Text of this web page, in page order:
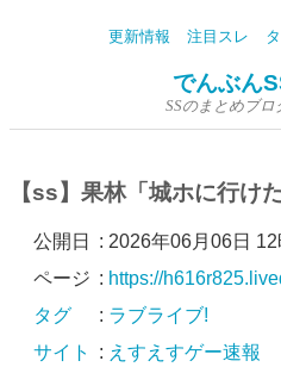
更新情報 注目スレ
でんぶん
SSのまとめブ
【ss】果林「城ホに行け
公開日 : 2026年06月06日
ページ : https://
タグ
: ラブライブ!
サイト
: えすえすゲー速報